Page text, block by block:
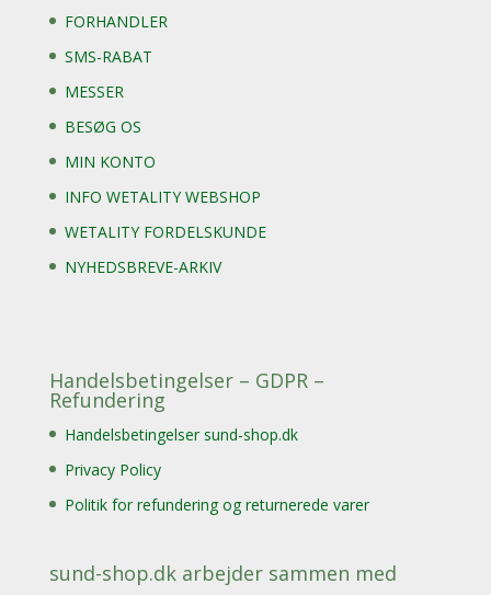
FORHANDLER
SMS-RABAT
MESSER
BESØG OS
MIN KONTO
INFO WETALITY WEBSHOP
WETALITY FORDELSKUNDE
NYHEDSBREVE-ARKIV
Handelsbetingelser – GDPR –
Refundering
Handelsbetingelser sund-shop.dk
Privacy Policy
Politik for refundering og returnerede varer
sund-shop.dk arbejder sammen med